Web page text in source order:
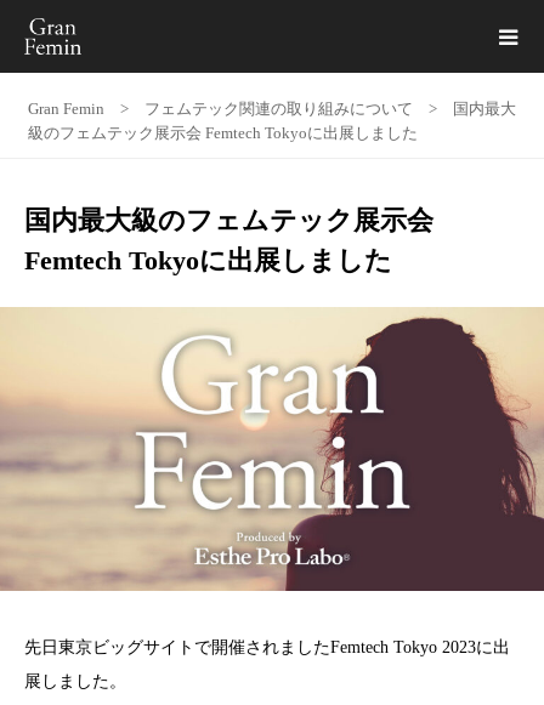
Gran Femin > フェムテック関連の取り組みについて >
国内最大
級のフェムテック展示会 Femtech Tokyoに出展しました
国内最大級のフェムテック展示会
Femtech Tokyoに出展しました
先日東京ビッグサイトで開催されましたFemtech Tokyo 2023に出
展しました。